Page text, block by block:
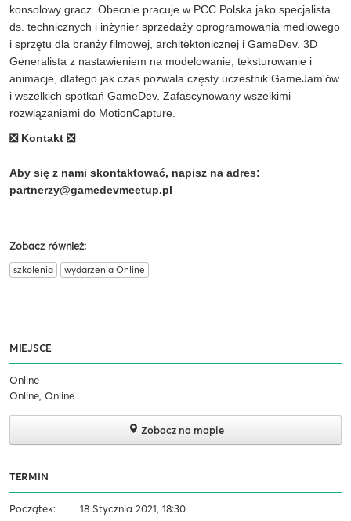
konsolowy gracz. Obecnie pracuje w PCC Polska jako specjalista
ds. technicznych i inżynier sprzedaży oprogramowania mediowego
i sprzętu dla branży filmowej, architektonicznej i GameDev. 3D
Generalista z nastawieniem na modelowanie, teksturowanie i
animacje, dlatego jak czas pozwala częsty uczestnik GameJam'ów
i wszelkich spotkań GameDev. Zafascynowany wszelkimi
rozwiązaniami do MotionCapture.
❎ Kontakt ❎
Aby się z nami skontaktować, napisz na adres:
partnerzy@gamedevmeetup.pl
Zobacz również:
szkolenia wydarzenia Online
MIEJSCE
Online
Online, Online
Zobacz na mapie
TERMIN
Początek: 18 Stycznia 2021, 18:30